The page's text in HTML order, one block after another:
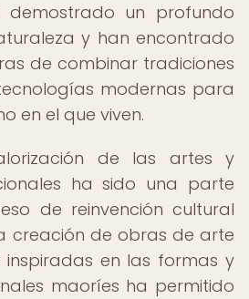
demostrado un profundo
y han encontrado
de combinar tradiciones
modernas para
en el que viven.
de las artes y
ha sido una parte
de reinvención cultural
creación de obras de arte
en las formas y
maoríes ha permitido